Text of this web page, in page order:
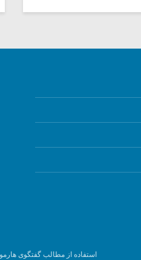
استفاده از مطالب گفتگوی